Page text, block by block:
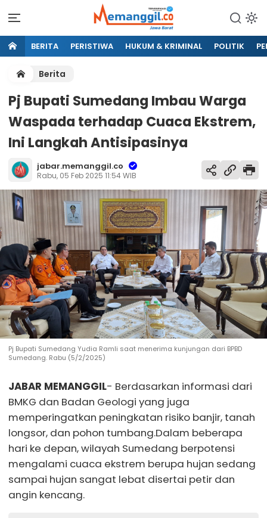
BERITA PERISTIWA HUKUM & KRIMINAL POLITIK
Berita
Pj Bupati Sumedang Imbau Warga
Waspada terhadap Cuaca Ekstrem,
Ini Langkah Antisipasinya
jabar.memanggil.co
Rabu, 05 Feb 2025 11:54 WIB
Pj Bupati Sumedang Yudia Ramli saat menerima kunjungan dari BPBD
Sumedang. Rabu (5/2/2025)
JABAR MEMANGGIL- Berdasarkan informasi dari
BMKG dan Badan Geologi yang juga
memperingatkan peningkatan risiko banjir, tanah
longsor, dan pohon tumbang.Dalam beberapa
hari ke depan, wilayah Sumedang berpotensi
mengalami cuaca ekstrem berupa hujan sedang
sampai hujan sangat lebat disertai petir dan
angin kencang.